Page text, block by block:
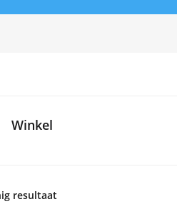
Winkel
resultaat